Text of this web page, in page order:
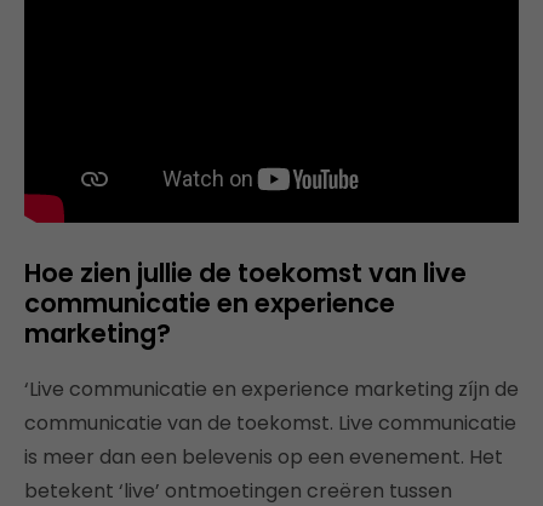
Hoe zien jullie de toekomst van live
communicatie en experience
marketing?
‘Live communicatie en experience marketing zíjn de
communicatie van de toekomst. Live communicatie
is meer dan een belevenis op een evenement. Het
betekent ‘live’ ontmoetingen creëren tussen